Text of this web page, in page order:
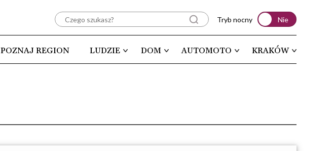
Tryb nocny Nie
POZNAJ REGION LUDZIE DOM AUTOMOTO KRAKÓW